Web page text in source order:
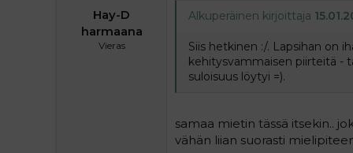
Hay-D
harmaana
Vieras
Alkuperäinen kirjoittaja
Siis hetkinen :/. Lapsihan on
kehitysvammaisen piirteitä -
suloisuus löytyi =).
samaa mietin tässä itsekin..
vähän liian suorasti